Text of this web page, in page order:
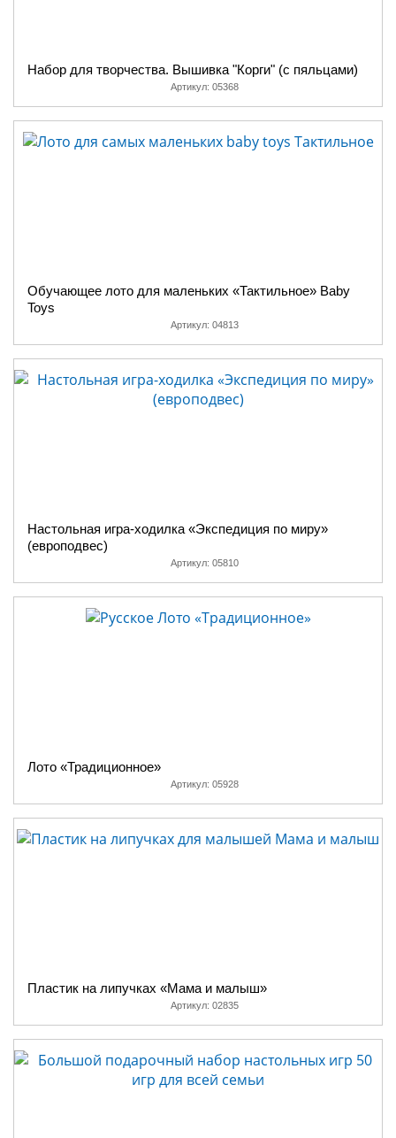
Набор для творчества. Вышивка "Корги" (с пяльцами)
Артикул: 05368
Обучающее лото для маленьких «Тактильное» Baby
Toys
Артикул: 04813
Настольная игра-ходилка «Экспедиция по миру»
(европодвес)
Артикул: 05810
Лото «Традиционное»
Артикул: 05928
Пластик на липучках «Мама и малыш»
Артикул: 02835